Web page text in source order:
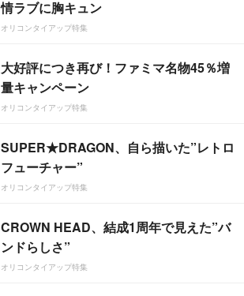
情ラブに胸キュン
オリコンタイアップ特集
大好評につき再び！ファミマ名物45％増
量キャンペーン
オリコンタイアップ特集
SUPER★DRAGON、自ら描いた”レトロ
フューチャー”
オリコンタイアップ特集
CROWN HEAD、結成1周年で見えた”バ
ンドらしさ”
オリコンタイアップ特集